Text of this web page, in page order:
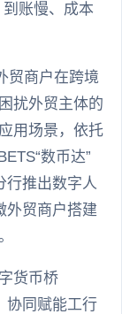
账慢、成本
贸商户在跨境
扰外贸主体的
用场景，依托
数币达”
行推出数字人
外贸商户搭建
货币桥
协同赋能工行